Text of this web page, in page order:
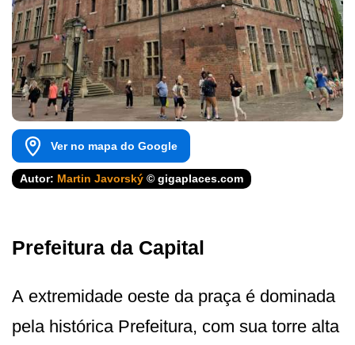
Ver no mapa do Google
Autor: Martin Javorský © gigaplaces.com
Prefeitura da Capital
A extremidade oeste da praça é dominada
pela histórica Prefeitura, com sua torre alta